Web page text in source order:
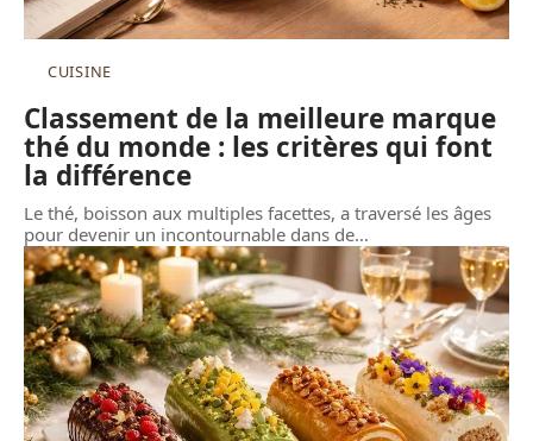
CUISINE
Classement de la meilleure marque
thé du monde : les critères qui font
la différence
Le thé, boisson aux multiples facettes, a traversé les âges
pour devenir un incontournable dans de…